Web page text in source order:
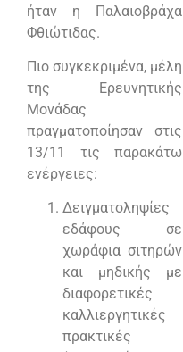
ήταν η Παλαιοβράχα
Φθιώτιδας.
Πιο συγκεκριμένα, μέλη
της Ερευνητικής
Μονάδας
πραγματοποίησαν στις
13/11 τις παρακάτω
ενέργειες:
Δειγματοληψίες
εδάφους σε
χωράφια σιτηρών
και μηδικής με
διαφορετικές
καλλιεργητικές
πρακτικές